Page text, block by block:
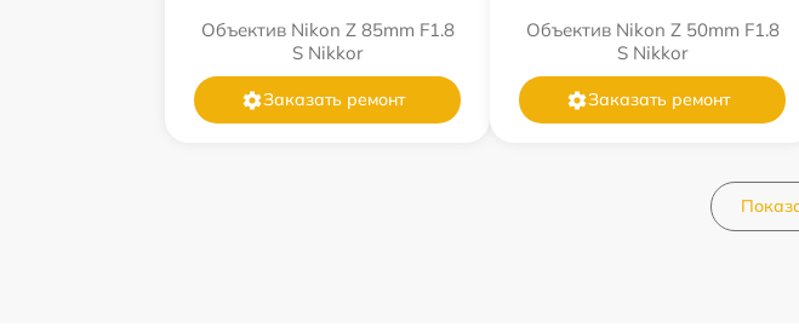
Объектив Nikon Z 85mm F1.8
S Nikkor
Заказать ремонт
Объектив Nikon Z 50mm F1.8
S Nikkor
Заказать ремонт